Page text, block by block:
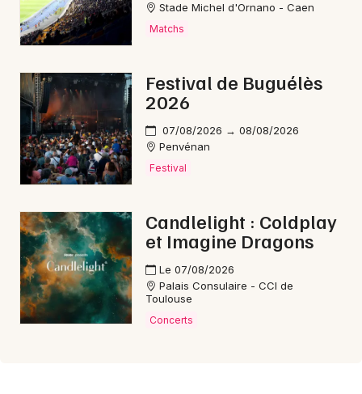
Stade Michel d'Ornano - Caen
Matchs
Festival de Buguélès
2026
07/08/2026 → 08/08/2026
Penvénan
Festival
Candlelight : Coldplay
et Imagine Dragons
Le 07/08/2026
Palais Consulaire - CCI de
Toulouse
Concerts